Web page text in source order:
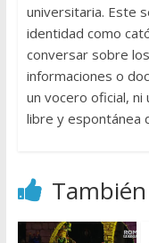
universitaria. Este
identidad como
conversar sobre
informaciones o
un vocero oficial, ni
libre y espontánea